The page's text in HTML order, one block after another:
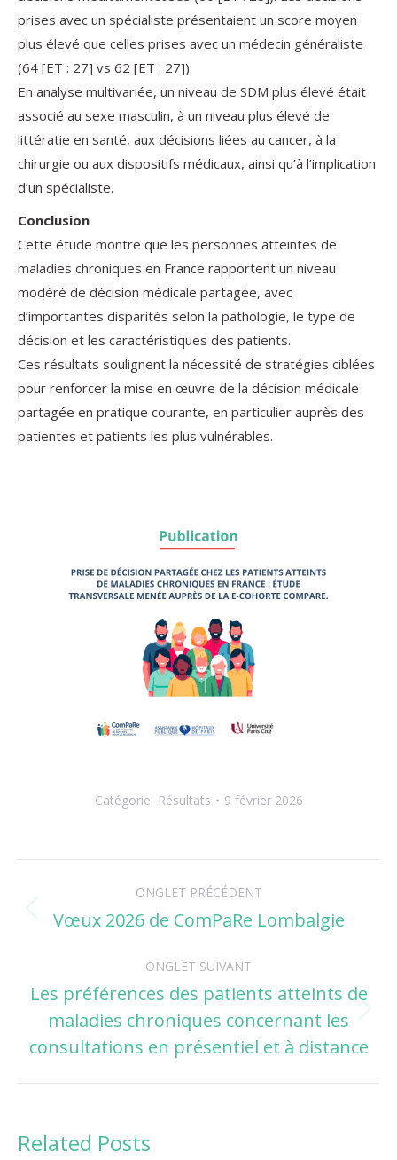
prises avec un spécialiste présentaient un score moyen
plus élevé que celles prises avec un médecin généraliste
(64 [ET : 27] vs 62 [ET : 27]).
En analyse multivariée, un niveau de SDM plus élevé était
associé au sexe masculin, à un niveau plus élevé de
littératie en santé, aux décisions liées au cancer, à la
chirurgie ou aux dispositifs médicaux, ainsi qu’à l’implication
d’un spécialiste.
Conclusion
Cette étude montre que les personnes atteintes de
maladies chroniques en France rapportent un niveau
modéré de décision médicale partagée, avec
d’importantes disparités selon la pathologie, le type de
décision et les caractéristiques des patients.
Ces résultats soulignent la nécessité de stratégies ciblées
pour renforcer la mise en œuvre de la décision médicale
partagée en pratique courante, en particulier auprès des
patientes et patients les plus vulnérables.
Catégorie Résultats 9 février 2026
commentaire
ONGLET PRÉCÉDENT
Onglet
Vœux 2026 de ComPaRe Lombalgie
ONGLET SUIVANT
Onglet
suivant
Les préférences des patients atteints de
maladies chroniques concernant les
consultations en présentiel et à distance
Related Posts